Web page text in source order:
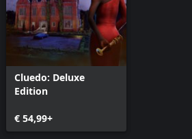
Cluedo: Deluxe
Edition
€ 54,99+